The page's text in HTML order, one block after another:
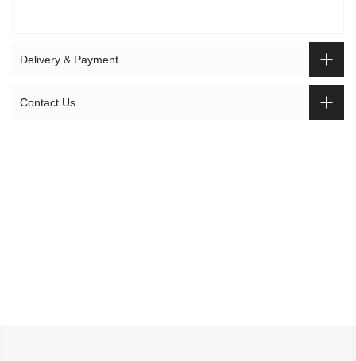
Delivery & Payment
Contact Us